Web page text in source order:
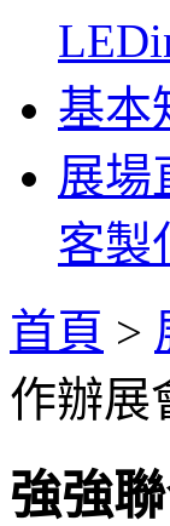
基本
展場
客製
首頁 >
作辦展
強強